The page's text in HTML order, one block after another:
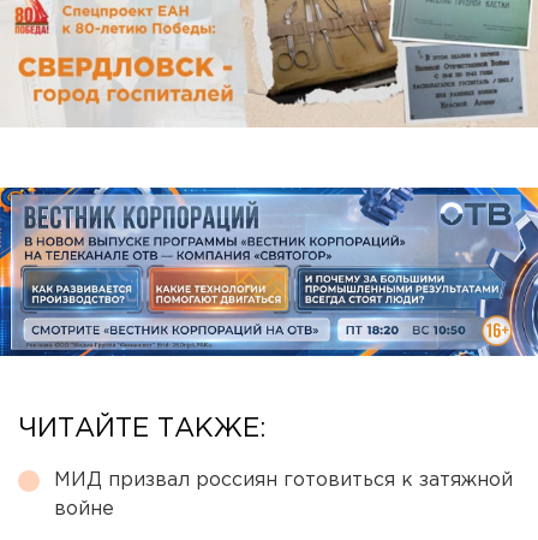
ЧИТАЙТЕ ТАКЖЕ:
МИД призвал россиян готовиться к затяжной
войне